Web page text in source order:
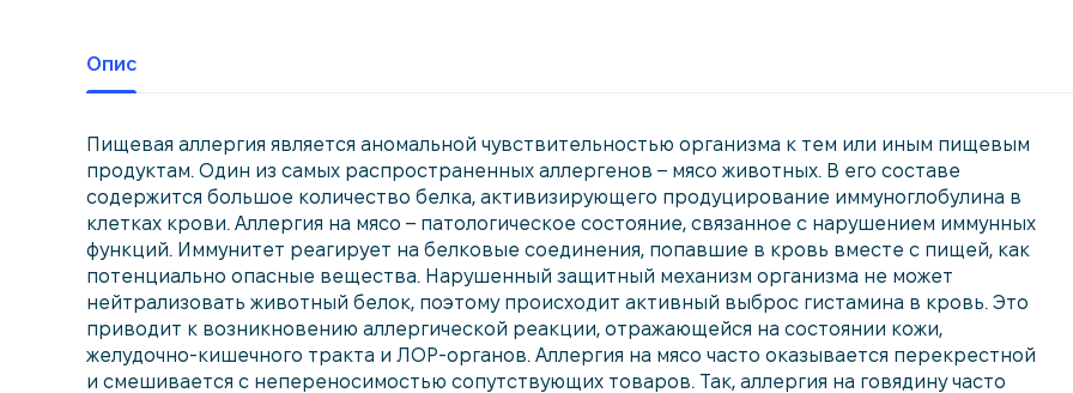
Опис
Пищевая аллергия является аномальной чувствительностью организма к тем или иным пищевым
продуктам. Один из самых распространенных аллергенов – мясо животных. В его составе
содержится большое количество белка, активизирующего продуцирование иммуноглобулина в
клетках крови. Аллергия на мясо – патологическое состояние, связанное с нарушением иммунных
функций. Иммунитет реагирует на белковые соединения, попавшие в кровь вместе с пищей, как
потенциально опасные вещества. Нарушенный защитный механизм организма не может
нейтрализовать животный белок, поэтому происходит активный выброс гистамина в кровь. Это
приводит к возникновению аллергической реакции, отражающейся на состоянии кожи,
желудочно-кишечного тракта и ЛОР-органов. Аллергия на мясо часто оказывается перекрестной
и смешивается с непереносимостью сопутствующих товаров. Так, аллергия на говядину часто